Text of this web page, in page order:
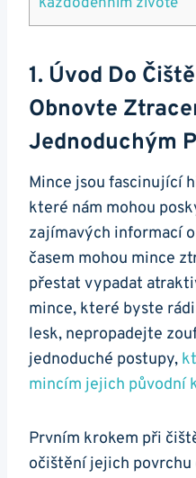
1. Úvod Do
Obnovte⁢
Jednoduchým
Mince jsou fascinující
které​ nám mohou
zajímavých informací
časem mohou‍ mince
‌přestat vypadat
mince, které byste
lesk, nepropadejte
jednoduché postupy,
mincím jejich původní
Prvním⁤ krokem při
očištění jejich ​povrchu